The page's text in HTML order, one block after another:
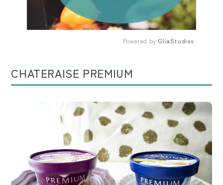
Powered by GliaStudios
CHATERAISE PREMIUM